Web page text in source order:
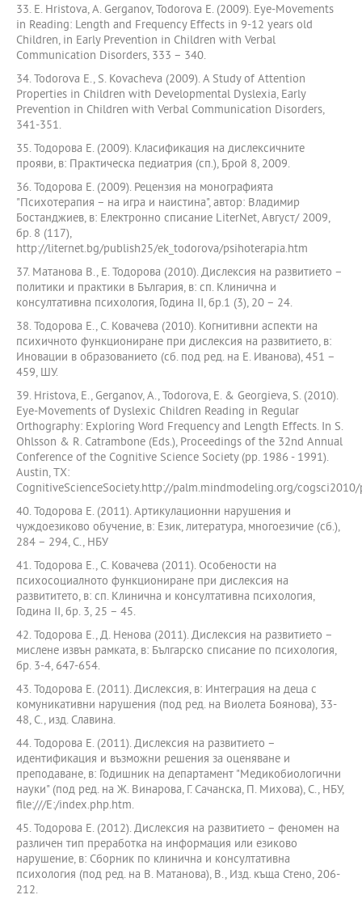
33. E. Hristova, A. Gerganov, Todorova E. (2009). Eye-Movements
in Reading: Length and Frequency Effects in 9-12 years old
Children, in Early Prevention in Children with Verbal
Communication Disorders, 333 – 340.
34. Todorova E., S. Kovacheva (2009). A Study of Attention
Properties in Children with Developmental Dyslexia, Early
Prevention in Children with Verbal Communication Disorders,
341-351.
35. Тодорова Е. (2009). Класификация на дислексичните
прояви, в: Практическа педиатрия (сп.), Брой 8, 2009.
36. Тодорова Е. (2009). Рецензия на монографията
"Психотерапия – на игра и наистина", автор: Владимир
Бостанджиев, в: Електронно списание LiterNet, Август/ 2009,
бр. 8 (117),
http://liternet.bg/publish25/ek_todorova/psihoterapia.htm
37. Матанова В., Е. Тодорова (2010). Дислексия на развитието –
политики и практики в България, в: сп. Клинична и
консултативна психология, Година ІІ, бр.1 (3), 20 – 24.
38. Тодорова Е., С. Ковачева (2010). Когнитивни аспекти на
психичното функциониране при дислексия на развитието, в:
Иновации в образованието (сб. под ред. на Е. Иванова), 451 –
459, ШУ.
39. Hristova, E., Gerganov, A., Todorova, E. & Georgieva, S. (2010).
Eye-Movements of Dyslexic Children Reading in Regular
Orthography: Exploring Word Frequency and Length Effects. In S.
Ohlsson & R. Catrambone (Eds.), Proceedings of the 32nd Annual
Conference of the Cognitive Science Society (pp. 1986 - 1991).
Austin, TX:
CognitiveScienceSociety.http://palm.mindmodeling.org/
40. Тодорова Е. (2011). Артикулационни нарушения и
чуждоезиково обучение, в: Език, литература, многоезичие (сб.),
284 – 294, С., НБУ
41. Тодорова Е., С. Ковачева (2011). Особености на
психосоциалното функциониране при дислексия на
развититето, в: сп. Клинична и консултативна психология,
Година ІІ, бр. 3, 25 – 45.
42. Тодорова Е., Д. Ненова (2011). Дислексия на развитието –
мислене извън рамката, в: Българско списание по психология,
бр. 3-4, 647-654.
43. Тодорова Е. (2011). Дислексия, в: Интеграция на деца с
комуникативни нарушения (под ред. на Виолета Боянова), 33-
48, С., изд. Славина.
44. Тодорова Е. (2011). Дислексия на развитието –
идентификация и възможни решения за оценяване и
преподаване, в: Годишник на департамент "Медикобиологични
науки" (под ред. на Ж. Винарова, Г. Сачанска, П. Михова), С., НБУ,
file:///E:/index.php.htm.
45. Тодорова Е. (2012). Дислексия на развитието – феномен на
различен тип преработка на информация или езиково
нарушение, в: Сборник по клинична и консултативна
психология (под ред. на В. Матанова), В., Изд. къща Стено, 206-
212.